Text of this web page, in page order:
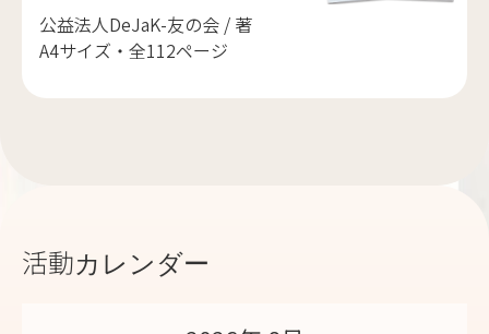
公益法人DeJaK-友の会 / 著
A4サイズ・全112ページ
活動カレンダー